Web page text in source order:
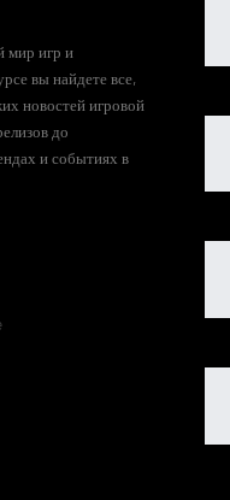
мир игр и
вы найдете все,
новостей игровой
до
и событиях в